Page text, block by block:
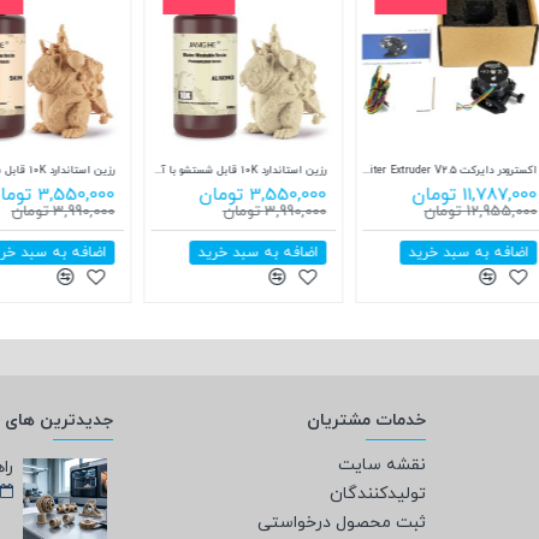
اکسترودر دایرکت LDO Orbiter Extruder V2.5
11,787,000 تومان
12,955,000 تومان
اضافه به سبد خرید
رزین استاندارد 10K قابل شستشو با آب رنگ قهوه ای روشن جمقه JamgHe 10K water washable Resin WS-09k
3,550,000 تومان
3,990,000 تومان
اضافه به سبد خرید
3,550,000 تومان
3,990,000 تومان
اضافه به سبد
خدمات مشتریان
نقشه سایت
تولیدکنندگان
ثبت محصول درخواستی
جدیدترین های